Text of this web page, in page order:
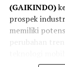
beberapa kali
adaptasi
Hal inilah yang
keempat
(GAIKINDO)
prospek
memiliki
perubahan